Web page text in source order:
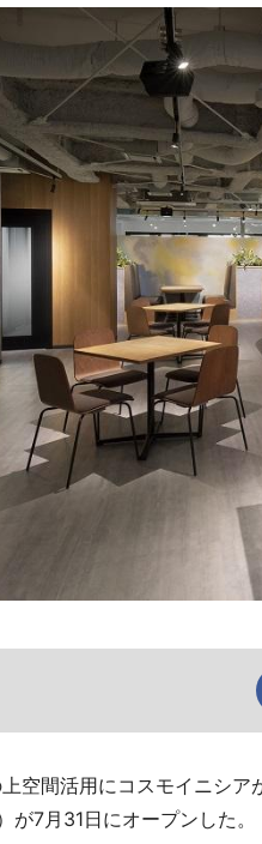
空間活用にコスモイニシア
が7月31日にオープンした。